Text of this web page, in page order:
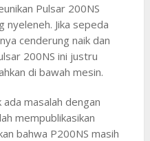
Pulsar 200NS
nyeleneh. Jika sepeda
cenderung naik dan
200NS ini justru
di bawah mesin.
masalah dengan
mempublikasikan
bahwa P200NS masih